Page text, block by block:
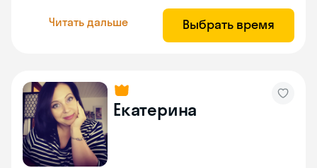
Читать дальше Выбрать время
Екатерина